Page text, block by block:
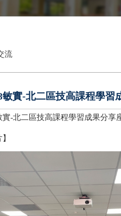
流
敏實-北二區技高課程學
實-北二區技高課程學習成果分享